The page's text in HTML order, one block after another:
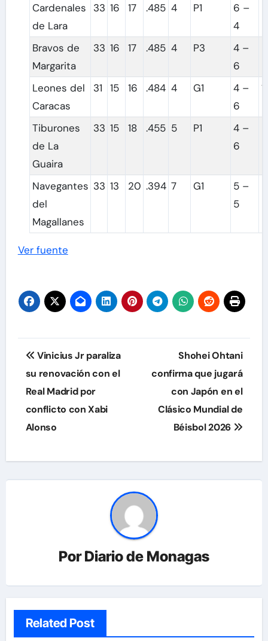
Cardenales
de Lara
33 16 17 .485 4 P1
6 –
4
Bravos de
Margarita
33 16 17 .485 4 P3
4 –
6
Leones del
Caracas
31 15 16 .484 4 G1
4 –
6
Tiburones
de La
Guaira
33 15 18 .455 5 P1
4 –
6
Navegantes
del
Magallanes
33 13 20 .394 7 G1
5 –
5
Ver fuente
Navegación
de
entradas
Vinicius Jr paraliza
su renovación con el
Real Madrid por
conflicto con Xabi
Alonso
Shohei Ohtani
confirma que jugará
con Japón en el
Clásico Mundial de
Béisbol 2026
PorDiario de Monagas
Related Post